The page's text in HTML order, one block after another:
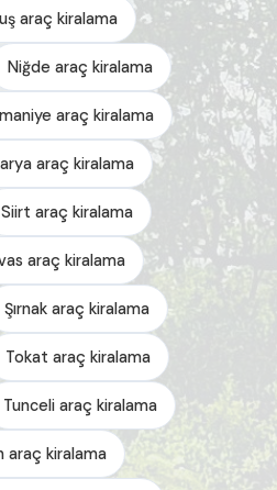
araç kiralama
Niğde araç kiralama
araç kiralama
araç kiralama
Siirt araç kiralama
araç kiralama
Şırnak araç kiralama
Tokat araç kiralama
Tunceli araç kiralama
araç kiralama